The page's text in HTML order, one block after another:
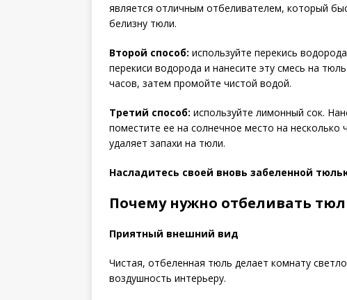
является отличным отбеливателем, который
белизну тюли.
Второй способ: используйте перекись
перекиси водорода и нанесите эту смесь на
часов, затем промойте чистой водой.
Третий способ: используйте лимонный сок.
поместите ее на солнечное место на
удаляет запахи на тюли.
Насладитесь своей вновь забеленной
Почему нужно отбеливать
Приятный внешний вид
Чистая, отбеленная тюль делает комнату
воздушность интерьеру.